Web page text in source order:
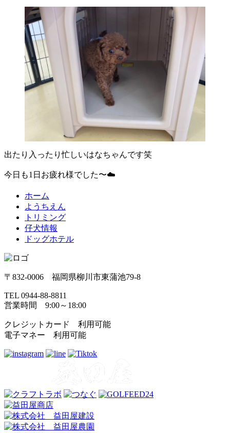
出たり入ったり忙しいはなちゃんです笑
今日も1日お疲れ様でした〜☁️
ホーム
ようちえん
トリミング
仔犬情報
ドッグホテル
〒832-0006 福岡県柳川市東蒲池79-8
TEL 0944-88-8811
営業時間 9:00～18:00
クレジットカード 利用可能
電子マネー 利用可能